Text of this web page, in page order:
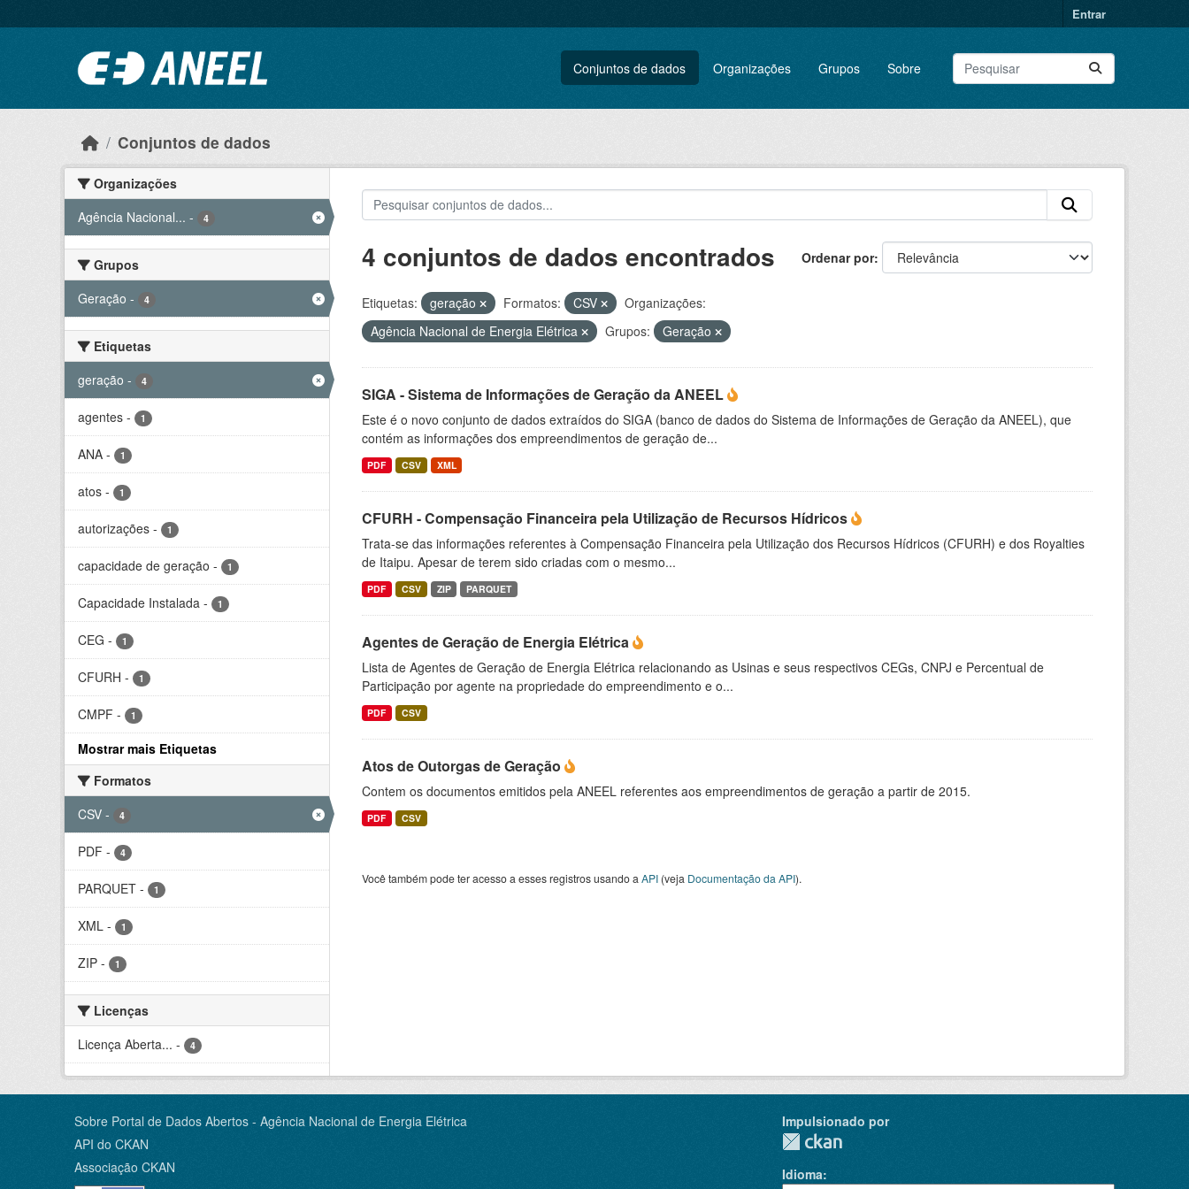
Entrar
Conjuntos de dados Organizações Grupos Sobre
Conjuntos de dados
Organizações
Agência Nacional... - 4
Grupos
Geração - 4
Etiquetas
geração - 4
agentes - 1
ANA - 1
atos - 1
autorizações - 1
capacidade de geração - 1
Capacidade Instalada - 1
CEG - 1
CFURH - 1
CMPF - 1
Mostrar mais Etiquetas
Formatos
CSV - 4
PDF - 4
PARQUET - 1
XML - 1
ZIP - 1
Licenças
Licença Aberta... - 4
Ordenar por
4 conjuntos de dados encontrados
Etiquetas: geração Formatos: CSV
Organizações:
Agência Nacional de Energia Elétrica
Grupos: Geração
SIGA - Sistema de Informações de Geração da ANEEL
Este é o novo conjunto de dados extraídos do SIGA (banco de dados do Sistema de Informações de Geração da ANEEL), que
contém as informações dos empreendimentos de geração de...
PDF CSV XML
CFURH - Compensação Financeira pela Utilização de Recursos Hídricos
Trata-se das informações referentes à Compensação Financeira pela Utilização dos Recursos Hídricos (CFURH) e dos Royalties
de Itaipu. Apesar de terem sido criadas com o mesmo...
PDF CSV ZIP PARQUET
Agentes de Geração de Energia Elétrica
Lista de Agentes de Geração de Energia Elétrica relacionando as Usinas e seus respectivos CEGs, CNPJ e Percentual de
Participação por agente na propriedade do empreendimento e o...
PDF CSV
Atos de Outorgas de Geração
Contem os documentos emitidos pela ANEEL referentes aos empreendimentos de geração a partir de 2015.
PDF CSV
Você também pode ter acesso a esses registros usando a API(veja Documentação da API).
Sobre Portal de Dados Abertos - Agência Nacional de Energia Elétrica
API do CKAN
Associação CKAN
Impulsionado por
Idioma